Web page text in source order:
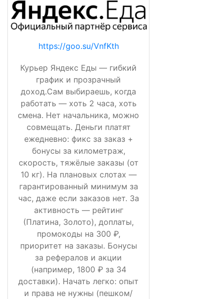
https://goo.su/VnfKth
Курьер Яндекс Еды — гибкий
график и прозрачный
доход.Сам выбираешь, когда
работать — хоть 2 часа, хоть
смена. Нет начальника, можно
совмещать. Деньги платят
ежедневно: фикс за заказ +
бонусы за километраж,
скорость, тяжёлые заказы (от
10 кг). На плановых слотах —
гарантированный минимум за
час, даже если заказов нет. За
активность — рейтинг
(Платина, Золото), доплаты,
промокоды на 300 ₽,
приоритет на заказы. Бонусы
за рефералов и акции
(например, 1800 ₽ за 34
доставки). Начать легко: опыт
и права не нужны (пешком/